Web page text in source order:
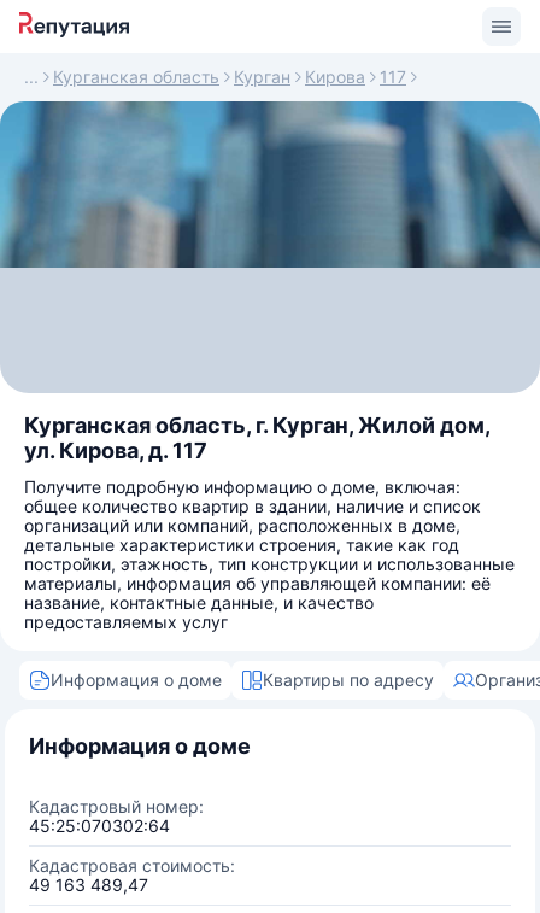
Курганская область Курган Кирова 117
Курганская область, г. Курган, Жилой дом,
ул. Кирова, д. 117
Получите подробную информацию о доме, включая:
общее количество квартир в здании, наличие и список
организаций или компаний, расположенных в доме,
детальные характеристики строения, такие как год
постройки, этажность, тип конструкции и использованные
материалы, информация об управляющей компании: её
название, контактные данные, и качество
предоставляемых услуг
Информация о доме Квартиры по адресу
Информация о доме
Кадастровый номер:
45:25:070302:64
Кадастровая стоимость:
49 163 489,47